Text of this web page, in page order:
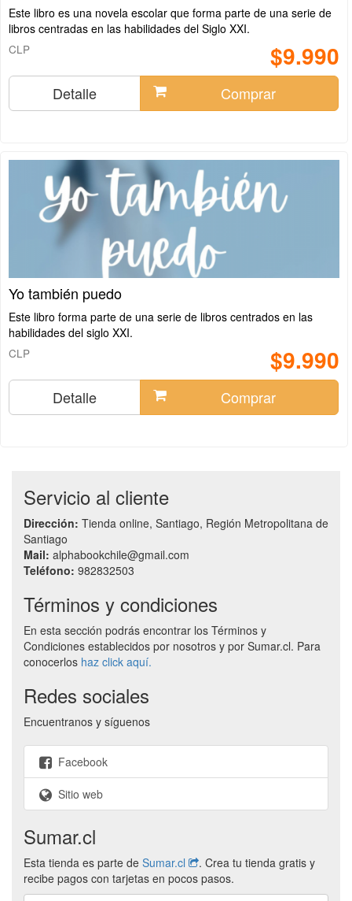
Este libro es una novela escolar que forma parte de una serie de
libros centradas en las habilidades del Siglo XXI.
$9.990
CLP
Detalle Comprar
Yo también puedo
Este libro forma parte de una serie de libros centrados en las
habilidades del siglo XXI.
$9.990
CLP
Detalle Comprar
Servicio al cliente
Dirección: Tienda online, Santiago, Región Metropolitana de
Santiago
Mail: alphabookchile@gmail.com
Teléfono: 982832503
Términos y condiciones
En esta sección podrás encontrar los Términos y
Condiciones establecidos por nosotros y por Sumar.cl. Para
conocerlos haz click aquí.
Redes sociales
Encuentranos y síguenos
Facebook
Sitio web
Sumar.cl
Esta tienda es parte de Sumar.cl
. Crea tu tienda gratis y
recibe pagos con tarjetas en pocos pasos.